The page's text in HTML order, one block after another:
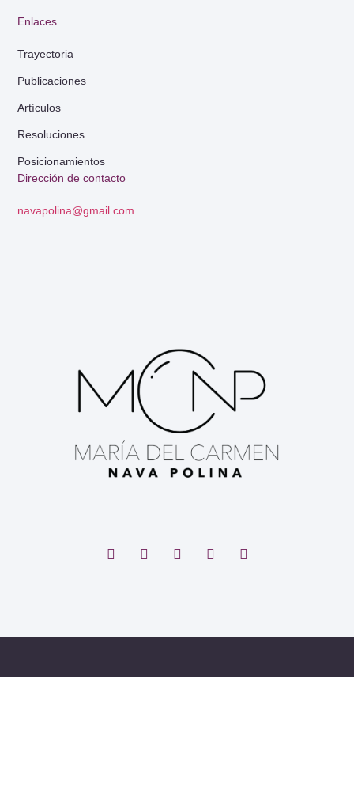
Dirección de contacto
navapolina@gmail.com
Enlaces
Trayectoria
Publicaciones
Artículos
Resoluciones
Posicionamientos